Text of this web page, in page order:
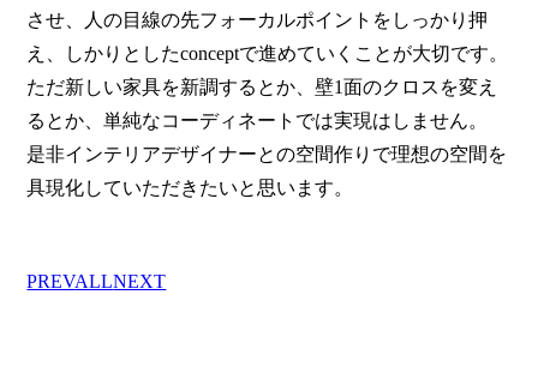
させ、人の目線の先フォーカルポイントをしっかり押
え、しかりとしたconceptで進めていくことが大切です。
ただ新しい家具を新調するとか、壁1面のクロスを変え
るとか、単純なコーディネートでは実現はしません。
是非インテリアデザイナーとの空間作りで理想の空間を
具現化していただきたいと思います。
PREVALLNEXT